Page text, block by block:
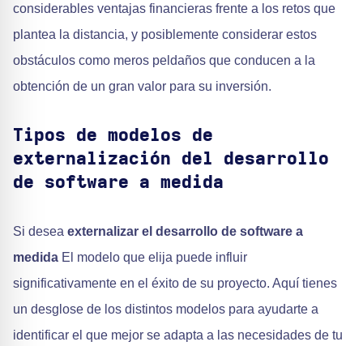
considerables ventajas financieras frente a los retos que
plantea la distancia, y posiblemente considerar estos
obstáculos como meros peldaños que conducen a la
obtención de un gran valor para su inversión.
Tipos de modelos de
externalización del desarrollo
de software a medida
Si desea externalizar el desarrollo de software a
medida El modelo que elija puede influir
significativamente en el éxito de su proyecto. Aquí tienes
un desglose de los distintos modelos para ayudarte a
identificar el que mejor se adapta a las necesidades de tu